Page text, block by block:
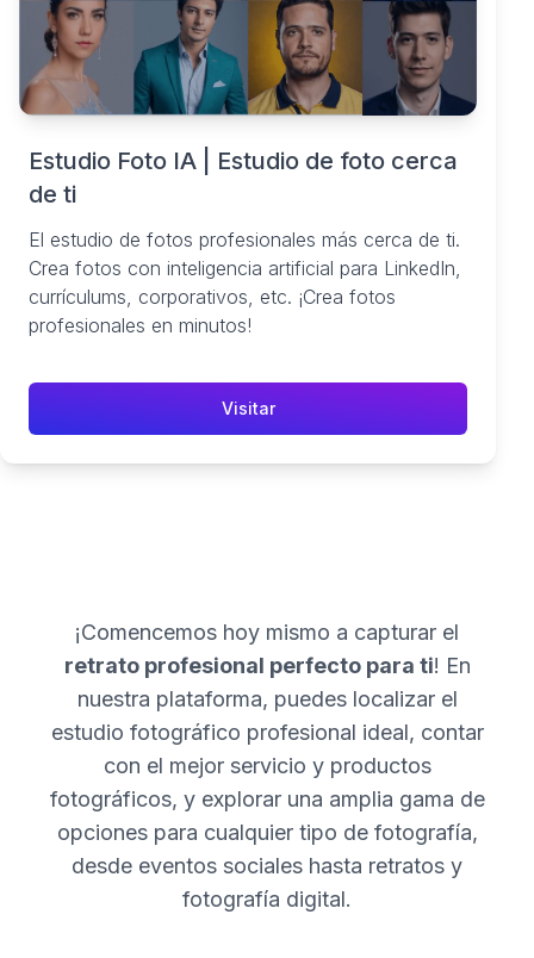
Estudio Foto IA | Estudio de foto cerca
de ti
El estudio de fotos profesionales más cerca de ti.
Crea fotos con inteligencia artificial para LinkedIn,
currículums, corporativos, etc. ¡Crea fotos
profesionales en minutos!
Visitar
¡Comencemos hoy mismo a capturar el
retrato profesional perfecto para ti! En
nuestra plataforma, puedes localizar el
estudio fotográfico profesional ideal, contar
con el mejor servicio y productos
fotográficos, y explorar una amplia gama de
opciones para cualquier tipo de fotografía,
desde eventos sociales hasta retratos y
fotografía digital.